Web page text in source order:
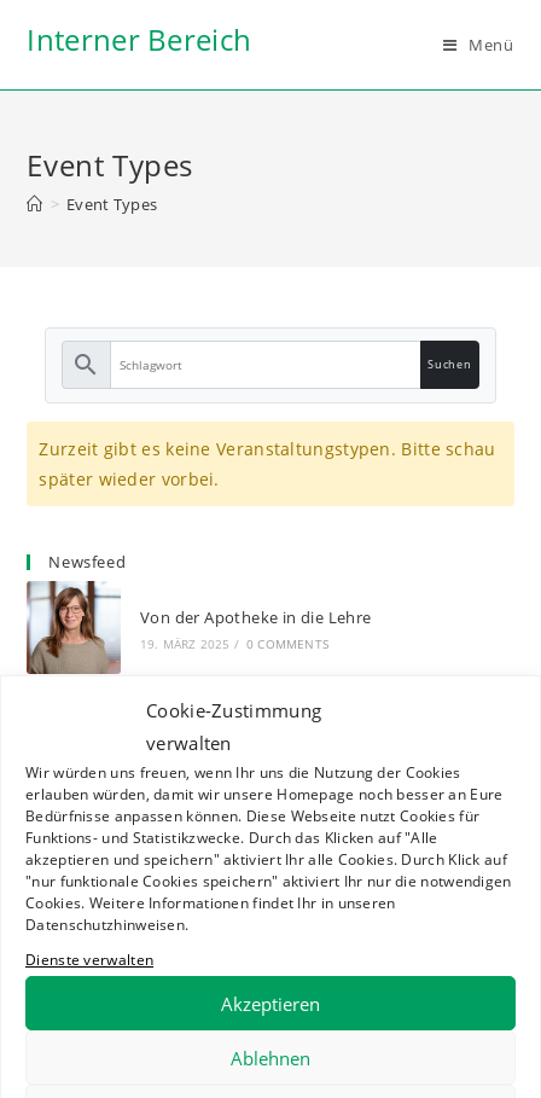
Cookie-Zustimmung
verwalten
Wir würden uns freuen, wenn Ihr uns die Nutzung der Cookies
erlauben würden, damit wir unsere Homepage noch besser an Eure
Bedürfnisse anpassen können. Diese Webseite nutzt Cookies für
Funktions- und Statistikzwecke. Durch das Klicken auf "Alle
akzeptieren und speichern" aktiviert Ihr alle Cookies. Durch Klick auf
"nur funktionale Cookies speichern" aktiviert Ihr nur die notwendigen
Cookies. Weitere Informationen findet Ihr in unseren
Datenschutzhinweisen.
Dienste verwalten
Akzeptieren
Ablehnen
InhaltInterner Bereich Menü
Event Types
> Event Types
search
Zurzeit gibt es keine Veranstaltungstypen. Bitte schau
später wieder vorbei.
Newsfeed
Von der Apotheke in die Lehre
19. MÄRZ 2025 / 0 COMMENTS
Die 68. EPSA General Assembly in Plovdiv
25. NOVEMBER 2024 0 COMMENTS
Der Vorstand stellt sich vor: Tom – Beauftragter
für Informationstechnik
10. NOVEMBER 2024
Der Vorstand stellt sich vor: Helena –
Beauftragte für Medienarbeit
10. NOVEMBER 2024 /